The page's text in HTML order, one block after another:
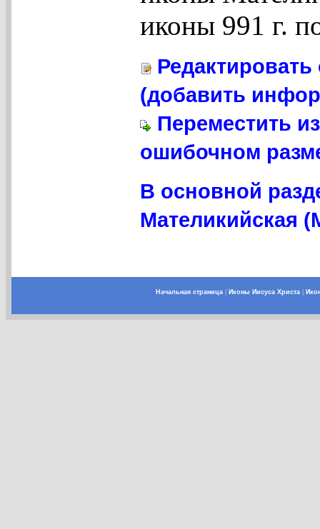
иконы 991 г.
(добавить
Переместить
ошибочном
В основной
Мателикийская
Начальная страница| Иконы Иисуса Христа|